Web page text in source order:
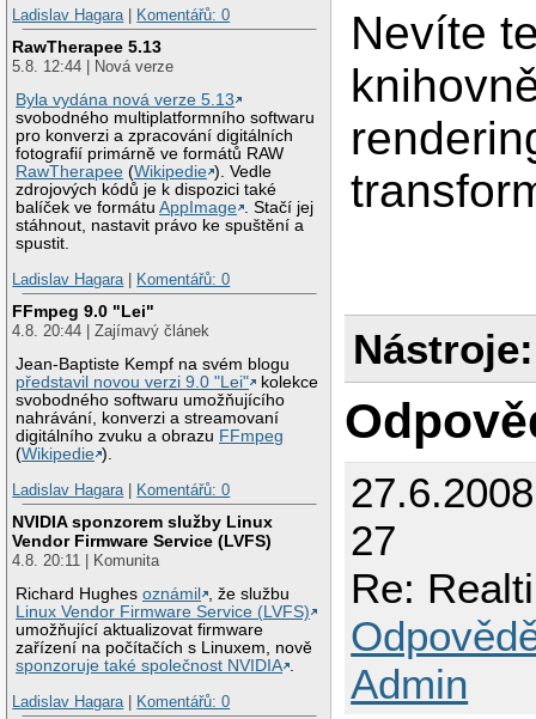
Ladislav Hagara| Komentářů: 0
RawTherapee 5.13
5.8. 12:44 | Nová verze
Byla vydána nová verze 5.13
svobodného multiplatformního softwaru
pro konverzi a zpracování digitálních
fotografií primárně ve formátů RAW
RawTherapee (Wikipedie ). Vedle
zdrojových kódů je k dispozici také
balíček ve formátuAppImage . Stačí jej
stáhnout, nastavit právo ke spuštění a
spustit.
Ladislav Hagara| Komentářů: 0
FFmpeg 9.0 "Lei"
4.8. 20:44 | Zajímavý článek
Jean-Baptiste Kempf na svém blogu
představil novou verzi 9.0 "Lei"
kolekce
svobodného softwaru umožňujícího
nahrávání, konverzi a streamovaní
digitálního zvuku a obrazu FFmpeg
(Wikipedie ).
Ladislav Hagara| Komentářů: 0
NVIDIA sponzorem služby Linux
Vendor Firmware Service (LVFS)
4.8. 20:11 | Komunita
Richard Hughesoznámil
, že službu
Linux Vendor Firmware Service (LVFS)
umožňující aktualizovat firmware
zařízení na počítačích s Linuxem, nově
sponzoruje také společnost NVIDIA .
Ladislav Hagara| Komentářů: 0
Nevíte
Nástroje:
27
Re:
Admin